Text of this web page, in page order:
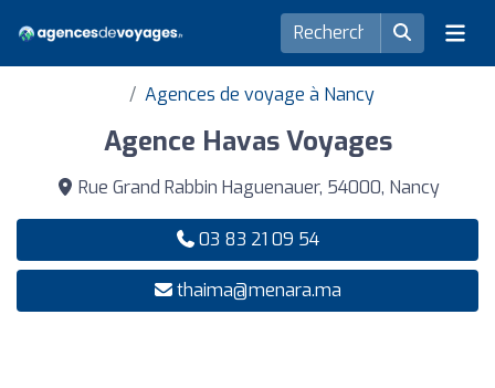
Agences de voyage à Nancy
Agence Havas Voyages
Rue Grand Rabbin Haguenauer, 54000, Nancy
03 83 21 09 54
thaima@menara.ma